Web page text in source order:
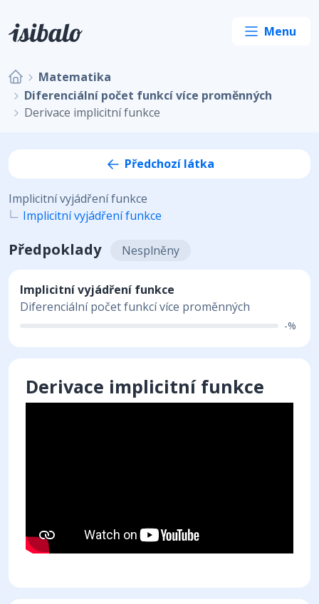
Matematika
Diferenciální počet funkcí více proměnných
Derivace implicitní funkce
Předchozí látka
Implicitní vyjádření funkce
Implicitní vyjádření funkce
Předpoklady Nesplněny
Implicitní vyjádření funkce
Diferenciální počet funkcí více proměnných
-%
Derivace implicitní funkce